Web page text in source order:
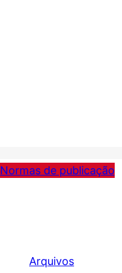
Normas de publicação
Arquivos